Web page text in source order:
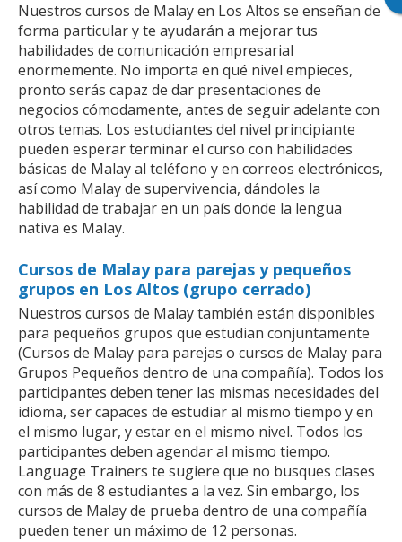
Nuestros cursos de Malay en Los Altos se enseñan de
forma particular y te ayudarán a mejorar tus
habilidades de comunicación empresarial
enormemente. No importa en qué nivel empieces,
pronto serás capaz de dar presentaciones de
negocios cómodamente, antes de seguir adelante con
otros temas. Los estudiantes del nivel principiante
pueden esperar terminar el curso con habilidades
básicas de Malay al teléfono y en correos electrónicos,
así como Malay de supervivencia, dándoles la
habilidad de trabajar en un país donde la lengua
nativa es Malay.
Cursos de Malay para parejas y pequeños
grupos en Los Altos (grupo cerrado)
Nuestros cursos de Malay también están disponibles
para pequeños grupos que estudian conjuntamente
(Cursos de Malay para parejas o cursos de Malay para
Grupos Pequeños dentro de una compañía). Todos los
participantes deben tener las mismas necesidades del
idioma, ser capaces de estudiar al mismo tiempo y en
el mismo lugar, y estar en el mismo nivel. Todos los
participantes deben agendar al mismo tiempo.
Language Trainers te sugiere que no busques clases
con más de 8 estudiantes a la vez. Sin embargo, los
cursos de Malay de prueba dentro de una compañía
pueden tener un máximo de 12 personas.